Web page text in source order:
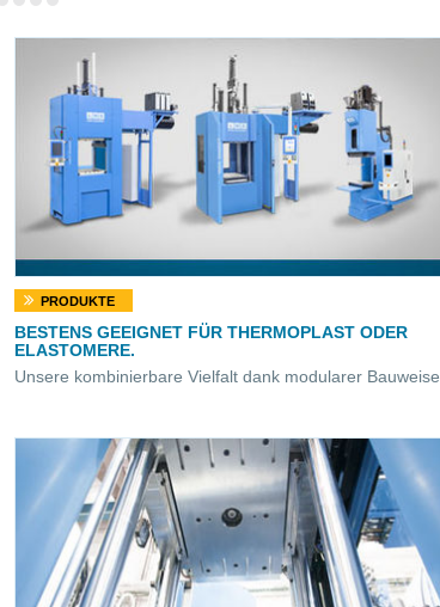
PRODUKTE
BESTENS GEEIGNET FÜR THERMOPLAST ODER
ELASTOMERE.
Unsere kombinierbare Vielfalt dank modularer Bauweise.